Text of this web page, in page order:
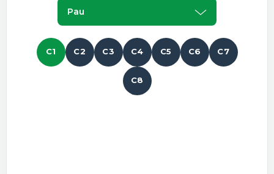
Pau
C1 C2 C3 C4 C5 C6 C7
C8